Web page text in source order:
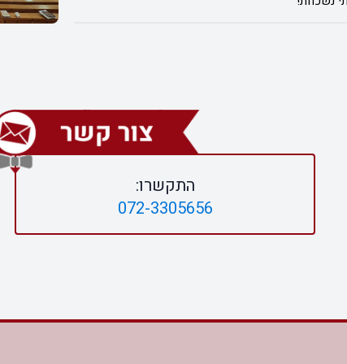
התקשרו:
072-3305656